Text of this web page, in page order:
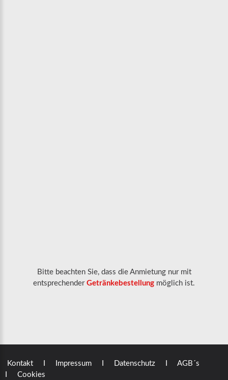
Bitte beachten Sie, dass die Anmietung nur mit
entsprechender Getränkebestellung möglich ist.
Kontakt I Impressum I Datenschutz
I AGB´s
I Cookies